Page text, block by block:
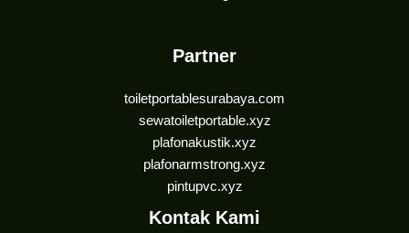
Partner
toiletportablesurabaya.com
sewatoiletportable.xyz
plafonakustik.xyz
plafonarmstrong.xyz
pintupvc.xyz
Kontak Kami